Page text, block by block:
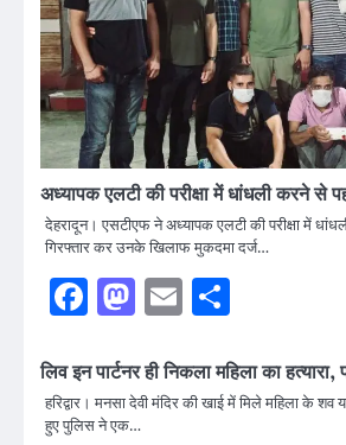
अध्यापक एलटी की परीक्षा में धांधली करने से
देहरादून। एसटीएफ ने अध्यापक एलटी की परीक्षा में
गिरफ्तार कर उनके खिलाफ मुकदमा दर्ज…
Facebook
Mastodon
Email
लिव इन पार्टनर ही निकला महिला का हत्यारा,
हरिद्वार। मनसा देवी मंदिर की खाई में मिले महिला के शव
हुए पुलिस ने एक…